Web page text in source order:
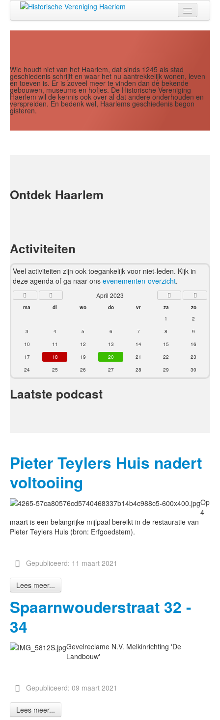
Zien
Lezen
Over ons
Wie houdt niet van het Haarlem, dat sinds 1245 als stad
geschiedenis schrijft en waar het nu aantrekkelijk wonen, leven
en toeven is. Er is zoveel meer te vinden dan de bekende
gebouwen, museums en hofjes. De Historische Vereniging
Haerlem wil de kennis ook over al dat andere onderhouden en
verspreiden. En bedenk wel, Haarlems geschiedenis begon
gisteren.
Ontdek Haarlem
Activiteiten
Veel activiteiten zijn ook toegankelijk voor niet-leden. Kijk in
deze agenda of ga naar ons evenementen-overzicht.
Jaar Maand Jaar
Maand
April 2023
ma di wo do vr za
zo
1
2
3
4 5 6 7 8
9
10
11 12 13 14 15
16
17
18 19 20 21 22
23
24
25 26 27 28 29 30
Laatste podcast
Pieter Teylers Huis nadert
voltooiing
Op
4
maart is een belangrijke mijlpaal bereikt in de restauratie van
Pieter Teylers Huis (bron: Erfgoedstem).
Gepubliceerd: 11 maart 2021
Lees meer...
Spaarnwouderstraat 32 -
34
Gevelreclame N.V. Melkinrichting 'De
Landbouw'
Gepubliceerd: 09 maart 2021
Lees meer...